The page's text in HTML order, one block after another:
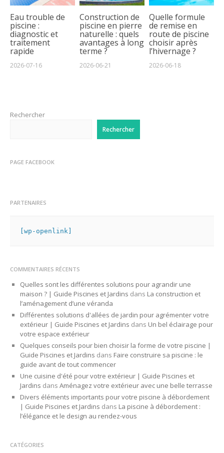
Eau trouble de
piscine :
diagnostic et
traitement
rapide
2026-07-16
Construction de
piscine en pierre
naturelle : quels
avantages à long
terme ?
2026-06-21
Quelle formule
de remise en
route de piscine
choisir après
l’hivernage ?
2026-06-18
Rechercher
Rechercher
PAGE FACEBOOK
PARTENAIRES
[wp-openlink]
COMMENTAIRES RÉCENTS
Quelles sont les différentes solutions pour agrandir une
maison ? | Guide Piscines et Jardins dans La construction et
l’aménagement d’une véranda
Différentes solutions d'allées de jardin pour agrémenter votre
extérieur | Guide Piscines et Jardins dans Un bel éclairage pour
votre espace extérieur
Quelques conseils pour bien choisir la forme de votre piscine |
Guide Piscines et Jardins dans Faire construire sa piscine : le
guide avant de tout commencer
Une cuisine d'été pour votre extérieur | Guide Piscines et
Jardins dans Aménagez votre extérieur avec une belle terrasse
Divers éléments importants pour votre piscine à débordement
| Guide Piscines et Jardins dans La piscine à débordement :
l’élégance et le design au rendez-vous
CATÉGORIES